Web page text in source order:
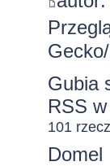
Gubia
RSS
101
Domel